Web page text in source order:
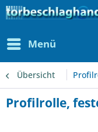
Menü
Übersicht
Profilrolle,